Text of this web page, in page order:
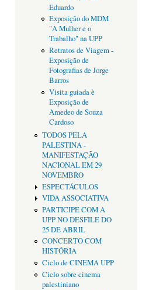
Eduardo
Exposição do MDM
"A Mulher e o
Trabalho" na UPP
Retratos de Viagem -
Exposição de
Fotografias de Jorge
Barros
Visita guiada è
Exposição de
Amedeo de Souza
Cardoso
TODOS PELA
PALESTINA -
MANIFESTAÇÃO
NACIONAL EM 29
NOVEMBRO
ESPECTÁCULOS
VIDA ASSOCIATIVA
PARTICIPE COM A
UPP NO DESFILE DO
25 DE ABRIL
CONCERTO COM
HISTÓRIA
Ciclo de CINEMA UPP
Ciclo sobre cinema
palestiniano